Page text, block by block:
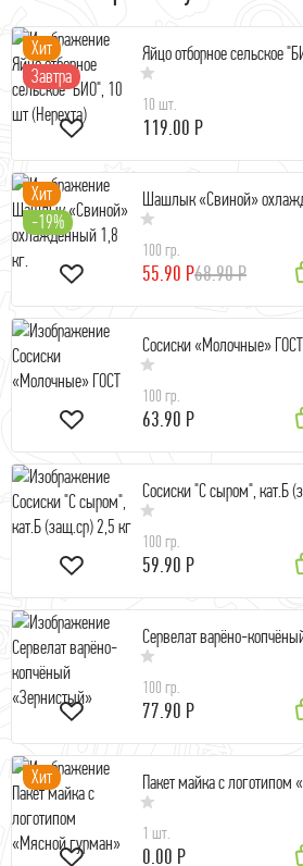
Хит
Завтра
Яйцо отборное сельское
10 шт.
119.00 Р
Хит
-19%
Шашлык «Свиной»
100 гр.
55.90 Р68.90 Р
Сосиски «Молочные» ГОСТ
100 гр.
63.90 Р
Сосиски "С сыром", кат.Б
100 гр.
59.90 Р
Сервелат варёно-
100 гр.
77.90 Р
Хит Пакет майка с логотипом
1 шт.
0.00 Р